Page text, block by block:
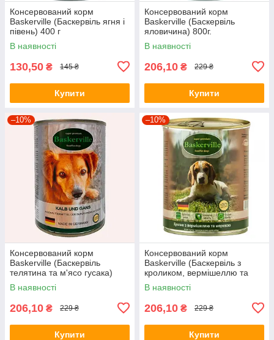
Консервований корм
Baskerville (Баскервіль ягня і
півень) 400 г
В наявності
130,50 ₴ 145 ₴
Купити
Консервований корм
Baskerville (Баскервіль
яловичина) 800г.
В наявності
206,10 ₴ 229 ₴
Купити
–10%
Консервований корм
Baskerville (Баскервіль
телятина та м'ясо гусака)
800г.
В наявності
206,10 ₴ 229 ₴
Купити
–10%
Консервований корм
Baskerville (Баскервіль з
кроликом, вермішеллю та
морквою) 800 г
В наявності
206,10 ₴ 229 ₴
Купити